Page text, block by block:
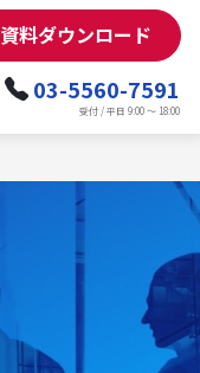
03-5560-7591
受付 / 平日 9:00 ～ 18:00
資料ダウンロード